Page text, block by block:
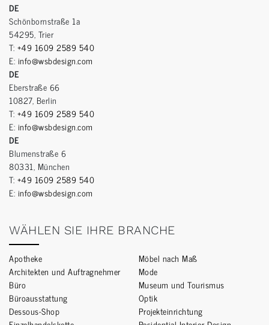
DE
Schönbornstraße 1a
54295, Trier
T: +49 1609 2589 540
E: info@wsbdesign.com
DE
Eberstraße 66
10827, Berlin
T: +49 1609 2589 540
E: info@wsbdesign.com
DE
Blumenstraße 6
80331, München
T: +49 1609 2589 540
E: info@wsbdesign.com
WÄHLEN SIE IHRE BRANCHE
Apotheke
Architekten und Auftragnehmer
Büro
Büroausstattung
Dessous-Shop
Möbel nach Maß
Mode
Museum und Tourismus
Optik
Projekteinrichtung